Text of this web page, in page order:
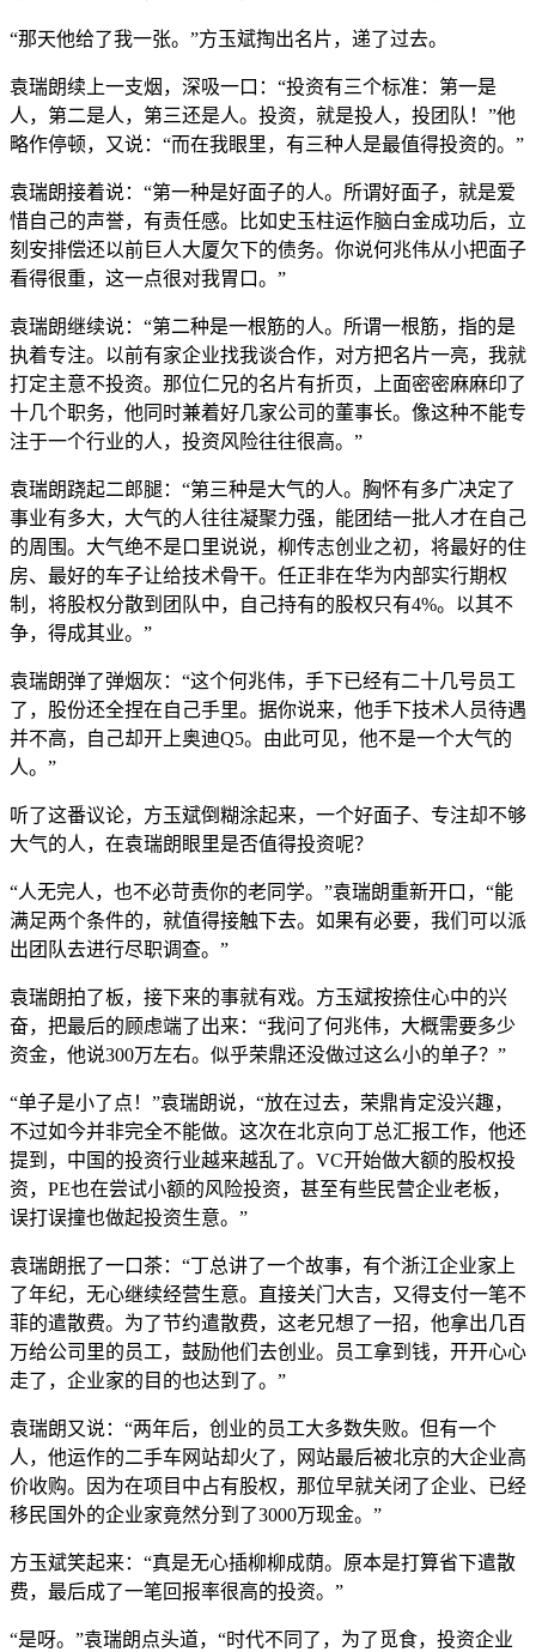
“那天他给了我一张。”方玉斌掏出名片，递了过去。
袁瑞朗续上一支烟，深吸一口：“投资有三个标准：第一是
人，第二是人，第三还是人。投资，就是投人，投团队！”他
略作停顿，又说：“而在我眼里，有三种人是最值得投资的。”
袁瑞朗接着说：“第一种是好面子的人。所谓好面子，就是爱
惜自己的声誉，有责任感。比如史玉柱运作脑白金成功后，立
刻安排偿还以前巨人大厦欠下的债务。你说何兆伟从小把面子
看得很重，这一点很对我胃口。”
袁瑞朗继续说：“第二种是一根筋的人。所谓一根筋，指的是
执着专注。以前有家企业找我谈合作，对方把名片一亮，我就
打定主意不投资。那位仁兄的名片有折页，上面密密麻麻印了
十几个职务，他同时兼着好几家公司的董事长。像这种不能专
注于一个行业的人，投资风险往往很高。”
袁瑞朗跷起二郎腿：“第三种是大气的人。胸怀有多广决定了
事业有多大，大气的人往往凝聚力强，能团结一批人才在自己
的周围。大气绝不是口里说说，柳传志创业之初，将最好的住
房、最好的车子让给技术骨干。任正非在华为内部实行期权
制，将股权分散到团队中，自己持有的股权只有4%。以其不
争，得成其业。”
袁瑞朗弹了弹烟灰：“这个何兆伟，手下已经有二十几号员工
了，股份还全捏在自己手里。据你说来，他手下技术人员待遇
并不高，自己却开上奥迪Q5。由此可见，他不是一个大气的
人。”
听了这番议论，方玉斌倒糊涂起来，一个好面子、专注却不够
大气的人，在袁瑞朗眼里是否值得投资呢？
“人无完人，也不必苛责你的老同学。”袁瑞朗重新开口，“能
满足两个条件的，就值得接触下去。如果有必要，我们可以派
出团队去进行尽职调查。”
袁瑞朗拍了板，接下来的事就有戏。方玉斌按捺住心中的兴
奋，把最后的顾虑端了出来：“我问了何兆伟，大概需要多少
资金，他说300万左右。似乎荣鼎还没做过这么小的单子？”
“单子是小了点！”袁瑞朗说，“放在过去，荣鼎肯定没兴趣，
不过如今并非完全不能做。这次在北京向丁总汇报工作，他还
提到，中国的投资行业越来越乱了。VC开始做大额的股权投
资，PE也在尝试小额的风险投资，甚至有些民营企业老板，
误打误撞也做起投资生意。”
袁瑞朗抿了一口茶：“丁总讲了一个故事，有个浙江企业家上
了年纪，无心继续经营生意。直接关门大吉，又得支付一笔不
菲的遣散费。为了节约遣散费，这老兄想了一招，他拿出几百
万给公司里的员工，鼓励他们去创业。员工拿到钱，开开心心
走了，企业家的目的也达到了。”
袁瑞朗又说：“两年后，创业的员工大多数失败。但有一个
人，他运作的二手车网站却火了，网站最后被北京的大企业高
价收购。因为在项目中占有股权，那位早就关闭了企业、已经
移民国外的企业家竟然分到了3000万现金。”
方玉斌笑起来：“真是无心插柳柳成荫。原本是打算省下遣散
费，最后成了一笔回报率很高的投资。”
“是呀。”袁瑞朗点头道，“时代不同了，为了觅食，投资企业